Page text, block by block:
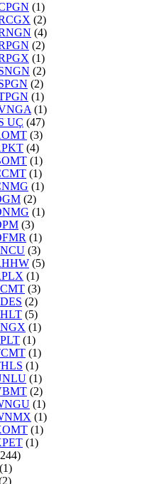
(1)
(2)
(4)
(2)
(1)
(2)
(2)
(1)
(1)
UÇ (47)
(3)
(4)
(1)
(1)
(1)
(2)
(1)
(3)
(1)
(3)
(5)
(1)
(3)
(2)
(5)
(1)
(1)
(1)
(1)
(1)
(2)
(1)
(1)
(1)
(1)
(1)